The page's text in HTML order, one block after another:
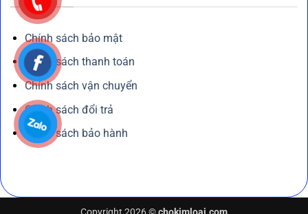
Chính sách bảo mật
Chính sách thanh toán
Chính sách vận chuyển
Chính sách đổi trả
Chính sách bảo hành